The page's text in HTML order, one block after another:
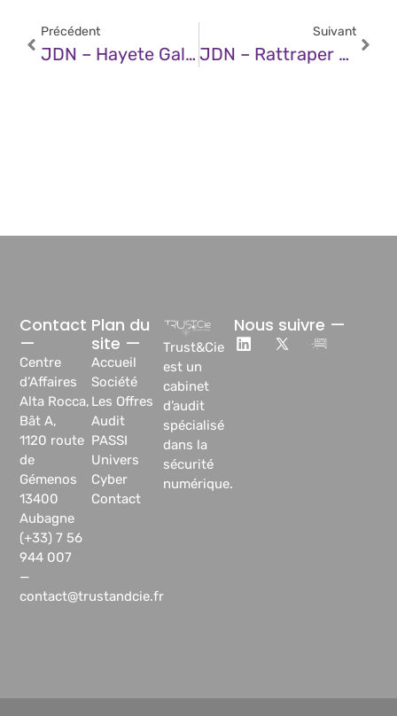
Précédent
JDN – Hayete Gallot (Google Cloud) : « Project Mariner Vise À Démystifier Les Agents IA Auprès Du Grand Public »
Suivant
JDN – Rattraper N’est Pas Devancer : Google Face Aux Nouveaux Maîtres Du Web
Trust&Cie
est un
cabinet
d’audit
spécialisé
dans la
sécurité
numérique.
Plan du
site —
Accueil
Société
Les Offres
Audit
PASSI
Univers
Cyber
Contact
Contact
—
Centre
d’Affaires
Alta Rocca,
Bât A,
1120 route
de
Gémenos
13400
Aubagne
(+33) 7 56
944 007
—
contact@trustandcie.fr
Nous suivre —